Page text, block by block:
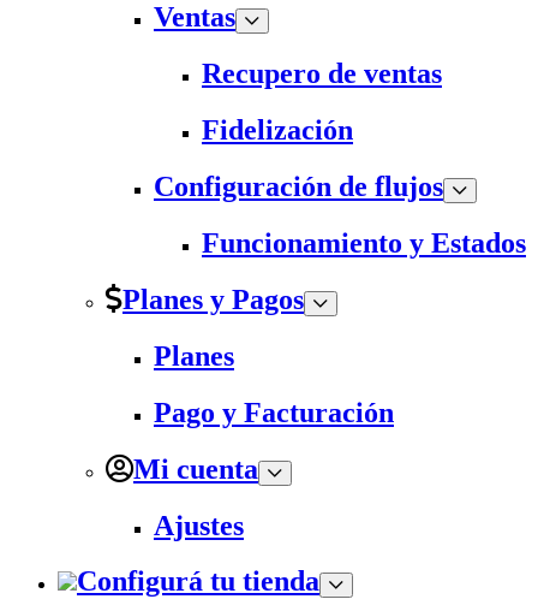
Ventas
Recupero de ventas
Fidelización
Configuración de flujos
Funcionamiento y Estados
Planes y Pagos
Planes
Pago y Facturación
Mi cuenta
Ajustes
Configurá tu tienda